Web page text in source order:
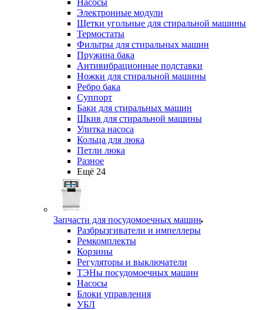
Насосы
Электронные модули
Щетки угольные для стиральной машины
Термостаты
Фильтры для стиральных машин
Пружина бака
Антивибрационные подставки
Ножки для стиральной машины
Ребро бака
Суппорт
Баки для стиральных машин
Шкив для стиральной машины
Улитка насоса
Кольца для люка
Петли люка
Разное
Ещё 24
Запчасти для посудомоечных машин
Разбрызгиватели и импеллеры
Ремкомплекты
Корзины
Регуляторы и выключатели
ТЭНы посудомоечных машин
Насосы
Блоки управления
УБЛ